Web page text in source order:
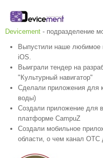
Devicement - подразделение
Выпустили наше любимое
iOS.
Выиграли тендер на
"Культурный навигатор"
Сделали приложения для
воды)
Создали приложение
платформе CampuZ
Создали мобильное
области, о чем канал ОТС